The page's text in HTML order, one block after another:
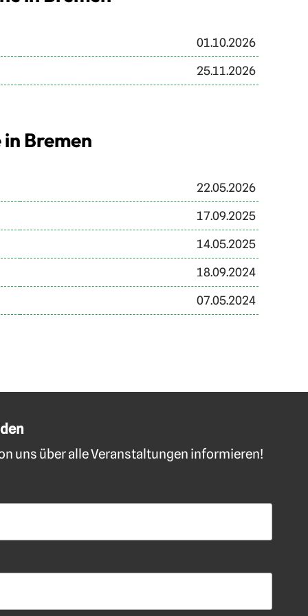
01.10.2026
25.11.2026
Bremen
22.05.2026
17.09.2025
14.05.2025
18.09.2024
07.05.2024
uns über alle Veranstaltungen informieren!